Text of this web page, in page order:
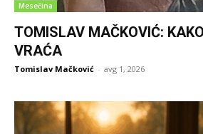
Mesečina
TOMISLAV MAČKOVIĆ:
VRAĆA
Tomislav Mačković - avg 1, 2026